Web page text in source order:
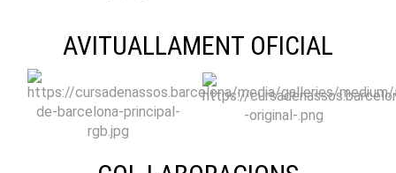
AVITUALLAMENT OFICIAL